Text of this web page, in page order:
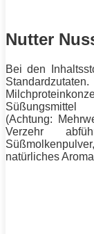
Nutter
Bei den
Süßungsmittel
(Achtung:
Verzehr
natürliches